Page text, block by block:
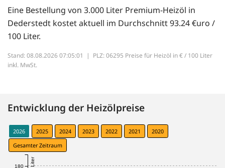
Eine Bestellung von 3.000 Liter Premium-Heizöl in
Dederstedt kostet aktuell im Durchschnitt 93.24 €uro /
100 Liter.
Stand: 08.08.2026 07:05:01 | PLZ: 06295 Preise für Heizöl in € / 100 Liter
inkl. MwSt.
Entwicklung der Heizölpreise
2026 2025 2024 2023 2022 2021
2020
Gesamter Zeitraum
180